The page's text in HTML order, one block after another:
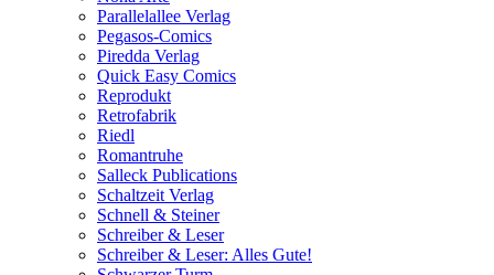
Parallelallee Verlag
Pegasos-Comics
Piredda Verlag
Quick Easy Comics
Reprodukt
Retrofabrik
Riedl
Romantruhe
Salleck Publications
Schaltzeit Verlag
Schnell & Steiner
Schreiber & Leser
Schreiber & Leser: Alles Gute!